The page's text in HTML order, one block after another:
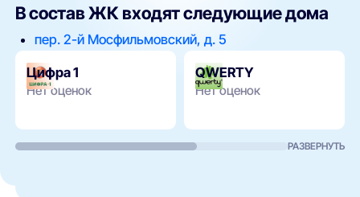
В состав ЖК входят следующие дома
пер. 2-й Мосфильмовский, д. 5
Цифра 1
Нет оценок
QWERTY
Нет оценок
РАЗВЕРНУТЬ